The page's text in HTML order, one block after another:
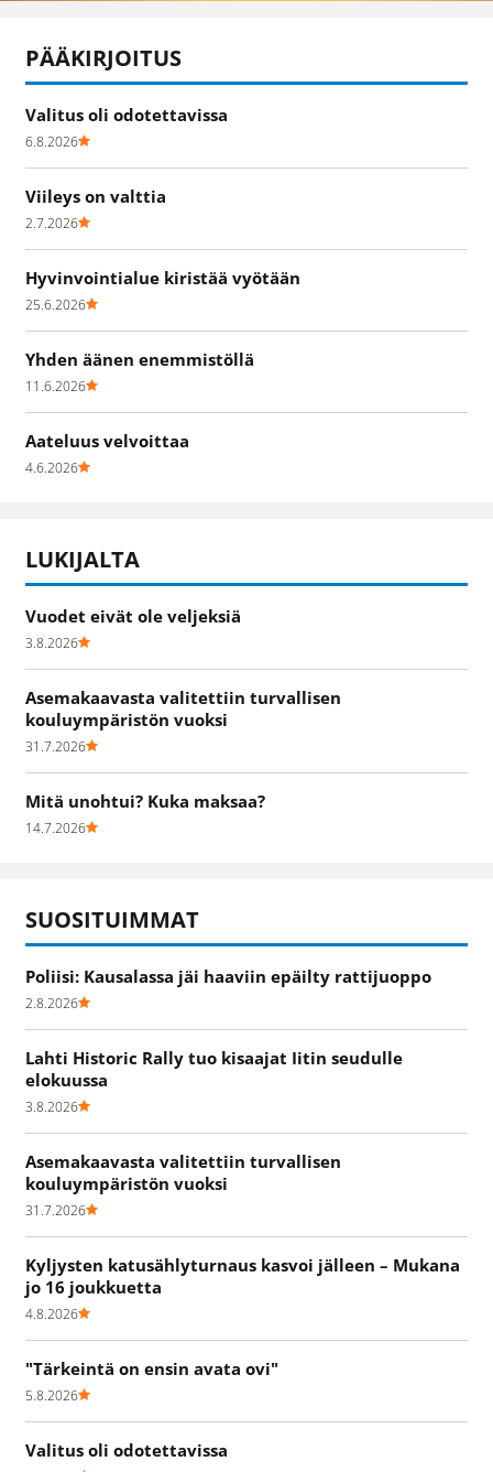
PÄÄKIRJOITUS
Valitus oli odotettavissa
6.8.2026
Viileys on valttia
2.7.2026
Hyvinvointialue kiristää vyötään
25.6.2026
Yhden äänen enemmistöllä
11.6.2026
Aateluus velvoittaa
4.6.2026
LUKIJALTA
Vuodet eivät ole veljeksiä
3.8.2026
Asemakaavasta valitettiin turvallisen
kouluympäristön vuoksi
31.7.2026
Mitä unohtui? Kuka maksaa?
14.7.2026
SUOSITUIMMAT
Poliisi: Kausalassa jäi haaviin epäilty rattijuoppo
2.8.2026
Lahti Historic Rally tuo kisaajat Iitin seudulle
elokuussa
3.8.2026
Asemakaavasta valitettiin turvallisen
kouluympäristön vuoksi
31.7.2026
Kyljysten katusählyturnaus kasvoi jälleen – Mukana
jo 16 joukkuetta
4.8.2026
"Tärkeintä on ensin avata ovi"
5.8.2026
Valitus oli odotettavissa